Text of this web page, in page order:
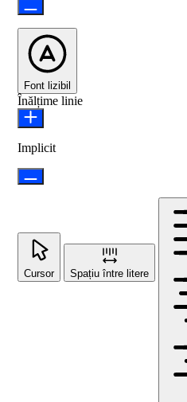
Font lizibil
Înălțime linie
Implicit
Cursor Spațiu între litere